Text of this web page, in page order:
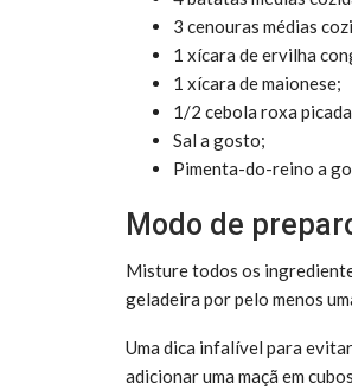
3 cenouras médias
1 xícara de ervilha
1 xícara de maionese;
1/2 cebola roxa
Sal a gosto;
Pimenta-do-reino a
Modo de
Misture todos os
geladeira por pelo menos
Uma dica infalível para
adicionar uma maçã em